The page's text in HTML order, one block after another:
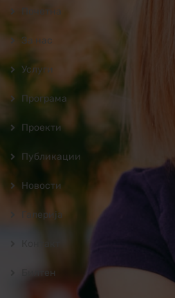
Почетна
За нас
Услуги
Програмa
Проекти
Публикации
Новости
Галерија
Билтен